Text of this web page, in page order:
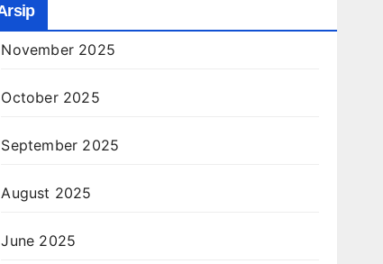
November 2025
October 2025
September 2025
August 2025
June 2025